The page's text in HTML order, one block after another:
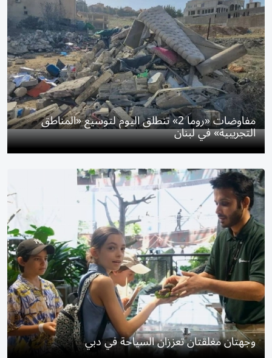
مفاوضات «روما 2» تنطلق اليوم لتوسيع «المناطق
التجريبية» في لبنان
وجهتان مغلقتان تعززان السياحة في دبي